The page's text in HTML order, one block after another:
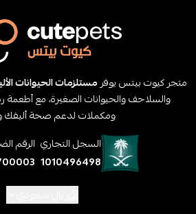
متجر كيوت بيتس يوفر مستلزمات الحيوانات
والسلاحف والحيوانات الصغيرة، مع أطعمة
ومكملات لدعم صحة أليفك
السجل التجاري
1010496498
الرقم